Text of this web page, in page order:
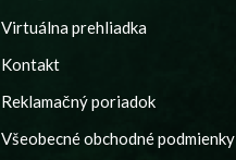
Virtuálna prehliadka
Kontakt
Reklamačný poriadok
Všeobecné obchodné podmienky